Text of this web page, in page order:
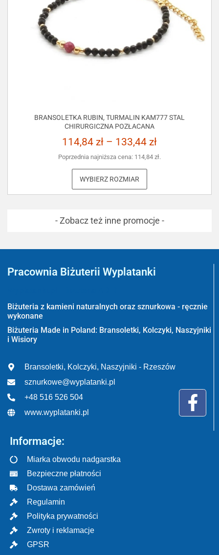
BRANSOLETKA RUBIN, TURMALIN KAM777 STAL
CHIRURGICZNA POZŁACANA
114,84 zł – 133,44 zł
Poprzednia najniższa cena: 114,84 zł.
WYBIERZ ROZMIAR
- Zobacz też inne promocje -
Pracownia Biżuterii Wyplatanki
Biżuteria z kamieni naturalnych oraz sznurkowa - ręcznie
wykonane
Biżuteria Made in Poland: Bransoletki, Kolczyki, Naszyjniki
i Wisiory
Bransoletki, Kolczyki, Naszyjniki - Rzeszów
sznurkowe@wyplatanki.pl
+48 516 526 504
www.wyplatanki.pl
Informacje:
Miarka obwodu nadgarstka
Bezpieczne płatności
Dostawa zamówień
Regulamin
Polityka prywatności
Zwroty i reklamacje
GPSR